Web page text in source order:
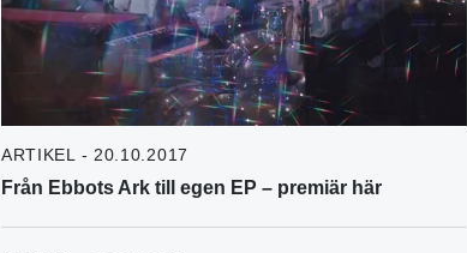
ARTIKEL - 20.10.2017
Från Ebbots Ark till egen EP – premiär här